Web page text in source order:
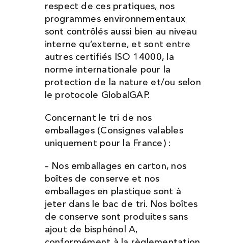
respect de ces pratiques, nos
programmes environnementaux
sont contrôlés aussi bien au niveau
interne qu’externe, et sont entre
autres certifiés ISO 14000, la
norme internationale pour la
protection de la nature et/ou selon
le protocole GlobalGAP.
Concernant le tri de nos
emballages (Consignes valables
uniquement pour la France) :
– Nos emballages en carton, nos
boîtes de conserve et nos
emballages en plastique sont à
jeter dans le bac de tri. Nos boîtes
de conserve sont produites sans
ajout de bisphénol A,